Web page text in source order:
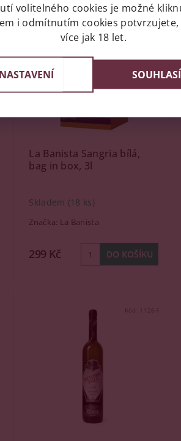
La Banista Sangria bílá,
bag in box, 3l
Skladem (18 ks)
Značka: La Banista
299 Kč
Kód: 11264
volitelného cookies je možné
i odmítnutím cookies potvrzujete,
více jak 18 let.
NASTAVENÍ